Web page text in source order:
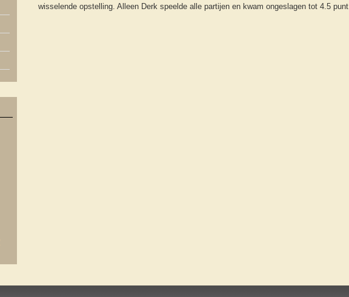
wisselende opstelling. Alleen Derk speelde alle partijen en kwam ongeslagen tot 4.5 punt.